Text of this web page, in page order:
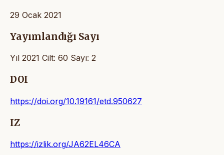
29 Ocak 2021
Yayımlandığı Sayı
Yıl 2021 Cilt: 60 Sayı: 2
DOI
https://doi.org/10.19161/etd.950627
IZ
https://izlik.org/JA62EL46CA